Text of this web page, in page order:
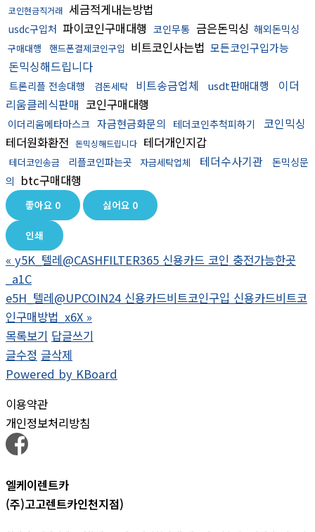
코인현금직거래 세금적게내는방법
usdc구입처 파이코인구매대행 코인무통 금은돈믹싱 해외돈믹싱
구매대행 핸드폰결제코인구입 비트코인사는법 모든코인구입가능
돈믹싱해드립니다
트론리플 전송대행 검돈세탁 비트송금업체 usdt판매대행
이더
리움클레식판매 코인구매대행
이더리움메타마스크 자금현금화문의 테더코인추척피하기
코인믹싱
테더원화환전 돈믹싱해드립니다 테더개인지갑
테더코인송금 리플코인파는곳 자금세탁업체 테더수사기관
돈믹싱문
의 btc구매대행
좋아요 0 싫어요 0
인쇄
« y5K_텔레@CASHFILTER365 신용카드 코인 충전가능한곳
_a1C
e5H_텔레@UPCOIN24 신용카드비트코인구입 신용카드비트코
인구매방법_x6X »
목록보기 답글쓰기
글수정 글삭제
Powered by KBoard
이용약관
개인정보처리방침
엘케이렌트카
(주)고고렌트카인천지점)